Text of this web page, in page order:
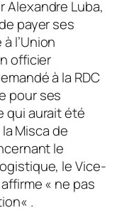
Alexandre Luba,
payer ses
l’Union
officier
à la RDC
pour ses
qui aurait été
Misca de
le
le Vice-
« ne pas
« .